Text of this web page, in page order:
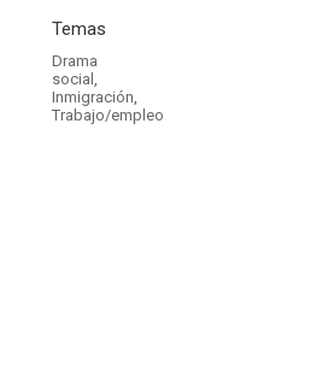
Temas
Drama
social ,
Inmigración,
Trabajo/empleo